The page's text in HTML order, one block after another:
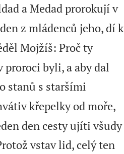
a Medad prorokují v
z mládenců jeho, dí k
Mojžíš: Proč ty
proroci byli, a aby dal
stanů s staršími
křepelky od moře,
den cesty ujíti všudy
vstav lid, celý ten